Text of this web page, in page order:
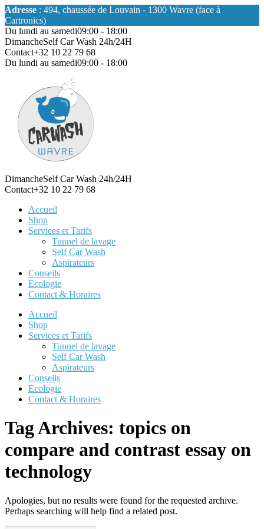
Adresse : 494, chaussée de Louvain - 1300 Wavre (face à
Cartronics)
Du lundi au samedi09:00 - 18:00
DimancheSelf Car Wash 24h/24H
Contact+32 10 22 79 68
Du lundi au samedi09:00 - 18:00
DimancheSelf Car Wash 24h/24H
Contact+32 10 22 79 68
Accueil
Shop
Services et Tarifs
Tunnel de lavage
Self Car Wash
Aspirateurs
Conseils
Ecologie
Contact & Horaires
Accueil
Shop
Services et Tarifs
Tunnel de lavage
Self Car Wash
Aspirateurs
Conseils
Ecologie
Contact & Horaires
Tag Archives: topics on
compare and contrast essay on
technology
Apologies, but no results were found for the requested archive.
Perhaps searching will help find a related post.